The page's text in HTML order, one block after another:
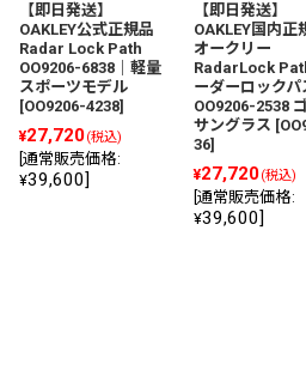
【即日発送】
OAKLEY公式正規品
Radar Lock Path
OO9206-6838｜軽量
スポーツモデル
[OO9206-4238]
¥27,720(税込)
通常販売価格:
¥39,600]
【即日発送】
OAKLEY国内正
オークリー
RadarLock
ーダーロックパ
OO9206-2538
サングラス [
36]
¥27,720(税込)
通常販売価格:
¥39,600]